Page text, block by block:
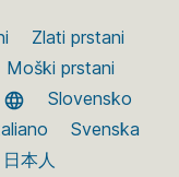
Zlati prstani
Moški prstani
Slovensko
Svenska
日本人